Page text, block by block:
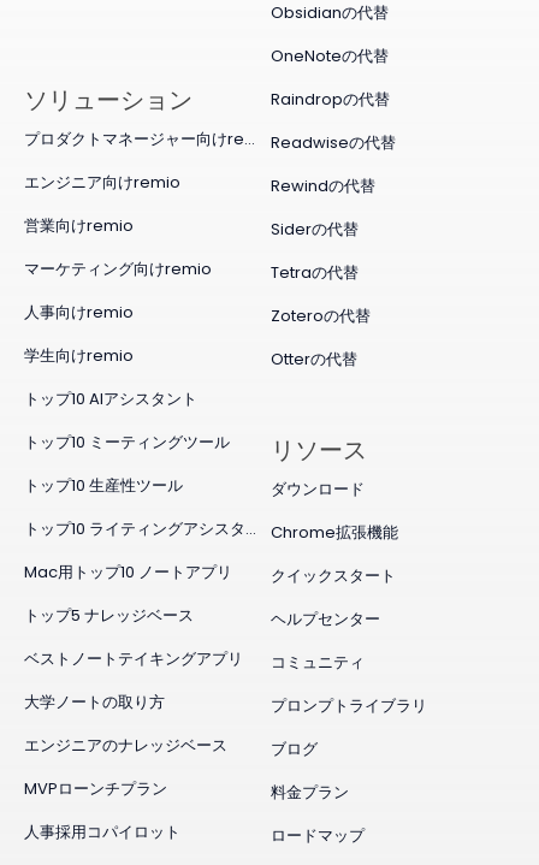
Obsidianの代替
OneNoteの代替
Raindropの代替
Readwiseの代替
Rewindの代替
Siderの代替
Tetraの代替
Zoteroの代替
Otterの代替
ソリューション
プロダクトマネージャー向けremio
エンジニア向けremio
営業向けremio
マーケティング向けremio
人事向けremio
学生向けremio
トップ10 AIアシスタント
トップ10 ミーティングツール
トップ10 生産性ツール
トップ10 ライティングアシスタント
Mac用トップ10 ノートアプリ
トップ5 ナレッジベース
ベストノートテイキングアプリ
大学ノートの取り方
エンジニアのナレッジベース
MVPローンチプラン
人事採用コパイロット
リソース
ダウンロード
Chrome拡張機能
クイックスタート
ヘルプセンター
コミュニティ
プロンプトライブラリ
ブログ
料金プラン
ロードマップ